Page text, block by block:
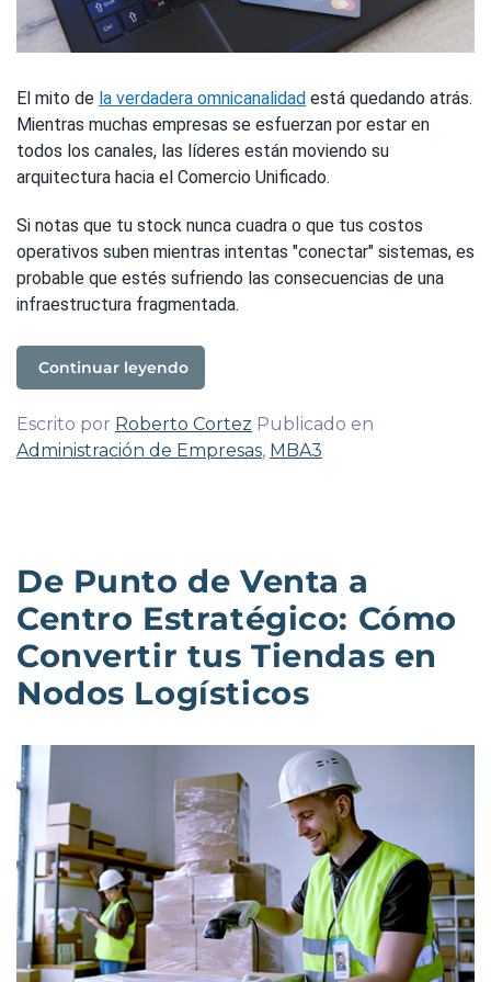
El mito de la verdadera omnicanalidad está quedando atrás.
Mientras muchas empresas se esfuerzan por estar en
todos los canales, las líderes están moviendo su
arquitectura hacia el Comercio Unificado.
Si notas que tu stock nunca cuadra o que tus costos
operativos suben mientras intentas "conectar" sistemas, es
probable que estés sufriendo las consecuencias de una
infraestructura fragmentada.
Continuar leyendo
Escrito por Roberto Cortez Publicado en
Administración de Empresas, MBA3
De Punto de Venta a
Centro Estratégico: Cómo
Convertir tus Tiendas en
Nodos Logísticos